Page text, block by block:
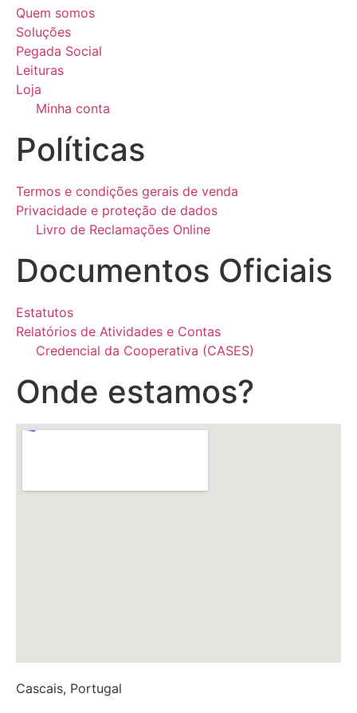
Quem somos
Soluções
Pegada Social
Leituras
Loja
Minha conta
Políticas
Termos e condições gerais de venda
Privacidade e proteção de dados
Livro de Reclamações Online
Documentos Oficiais
Estatutos
Relatórios de Atividades e Contas
Credencial da Cooperativa (CASES)
Onde estamos?
Cascais, Portugal